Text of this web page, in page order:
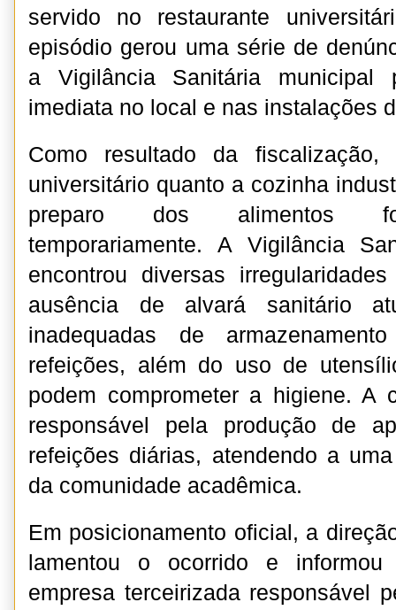
servido no restaurante
episódio gerou uma série de
a Vigilância Sanitária municipal
imediata no local e nas instalações
Como resultado da fiscalização,
universitário quanto a cozinha
preparo dos alimentos
temporariamente. A Vigilância
encontrou diversas
ausência de alvará sanitário
inadequadas de
refeições, além do uso de
podem comprometer a higiene. A
responsável pela produção de
refeições diárias, atendendo a
da comunidade acadêmica.
Em posicionamento oficial, a
lamentou o ocorrido e
empresa terceirizada responsável